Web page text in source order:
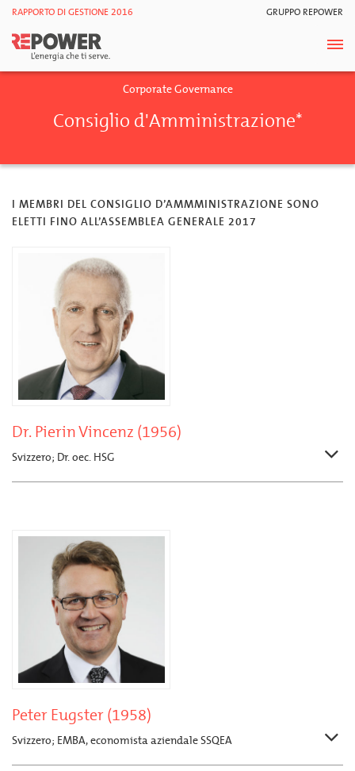
RAPPORTO DI GESTIONE 2016 GRUPPO REPOWER
Corporate Governance
Consiglio d'Amministrazione*
I MEMBRI DEL CONSIGLIO D’AMMMINISTRAZIONE SONO
ELETTI FINO ALL’ASSEMBLEA GENERALE 2017
Dr. Pierin Vincenz (1956)
Svizzero; Dr. oec. HSG
Peter Eugster (1958)
Svizzero; EMBA, economista aziendale SSQEA